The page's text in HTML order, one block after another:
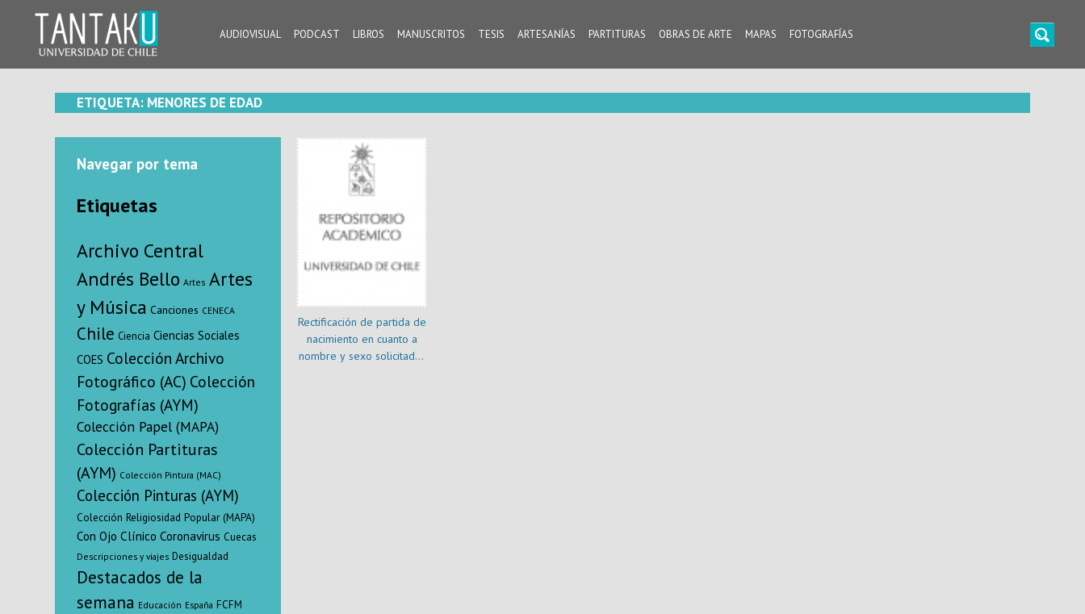
content
AUDIOVISUAL PODCAST LIBROS MANUSCRITOS TESIS ARTESANÍAS PARTITURAS OBRAS DE ARTE MAPAS FOTOGRAFÍAS
ETIQUETA: MENORES DE EDAD
Navegar por tema
Etiquetas
Archivo Central
Andrés Bello Artes Artes
y Música Canciones CENECA
Chile Ciencia Ciencias Sociales
COES Colección Archivo
Fotográfico (AC) Colección
Fotografías (AYM)
Colección Papel (MAPA)
Colección Partituras
(AYM) Colección Pintura (MAC)
Colección Pinturas (AYM)
Colección Religiosidad Popular (MAPA)
Con Ojo Clínico Coronavirus Cuecas
Descripciones y viajes Desigualdad
Destacados de la
semana Educación España FCFM
Rectificación de partida de
nacimiento en cuanto a
nombre y sexo solicitadas